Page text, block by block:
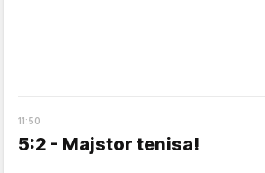
11:50
5:2 - Majstor tenisa!